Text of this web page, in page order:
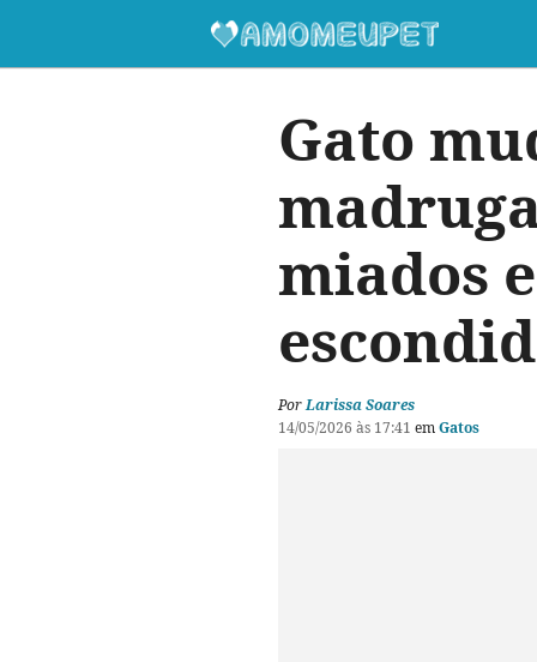
Gato
miados
PorLarissa Soares
14/05/2026 às 17:41 emGatos